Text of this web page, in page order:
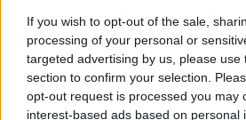
If you wish to opt-out of the sale,
processing of your personal or
targeted advertising by us, please use
section to confirm your selection.
opt-out request is processed you may
interest-based ads based on personal
Depressie - antidepressiva overig
Amitriptyline (699)
Depressie - antidepressiva TCA
Efexor (665)
Depressie - antidepressiva overig